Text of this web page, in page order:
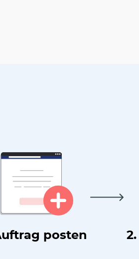
posten